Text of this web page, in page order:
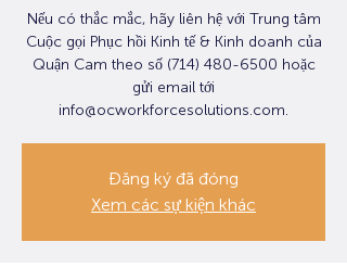
Nếu có thắc mắc, hãy liên hệ với Trung tâm
Cuộc gọi Phục hồi Kinh tế & Kinh doanh của
Quận Cam theo số (714) 480-6500 hoặc
gửi email tới
info@ocworkforcesolutions.com.
Đăng ký đã đóng
Xem các sự kiện khác